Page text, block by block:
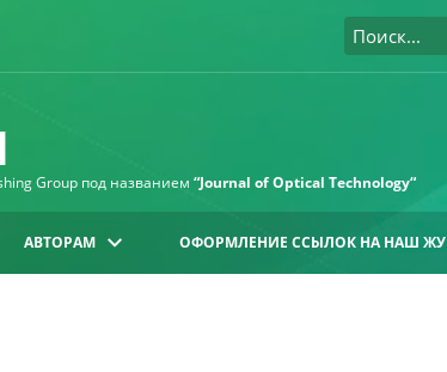
Group под названием “Journal of Optical Technology“
АВТОРАМ ОФОРМЛЕНИЕ ССЫЛОК НА НАШ